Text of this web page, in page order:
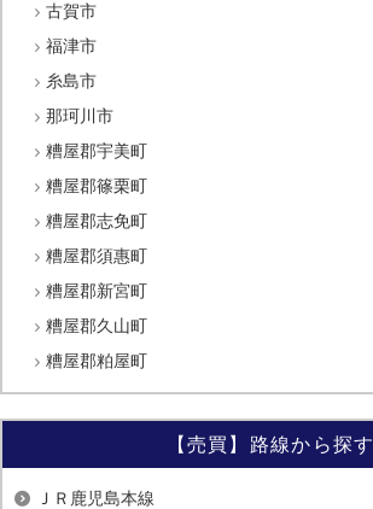
古賀市
福津市
糸島市
那珂川市
糟屋郡宇美町
糟屋郡篠栗町
糟屋郡志免町
糟屋郡須惠町
糟屋郡新宮町
糟屋郡久山町
糟屋郡粕屋町
【売買】路線から探す
ＪＲ鹿児島本線